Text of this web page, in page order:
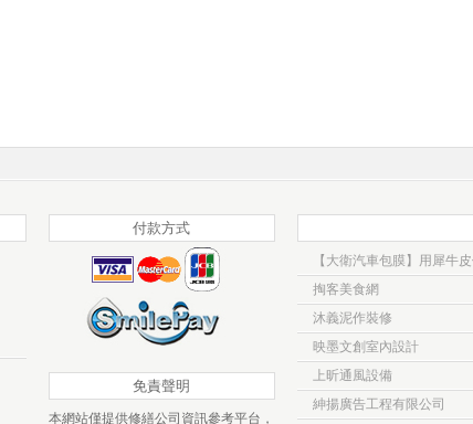
付款方式
免責聲明
本網站僅提供修繕公司資訊參考平台，
掏客美食網
沐義泥作裝修
映墨文創室內設計
上昕通風設備
紳揚廣告工程有限公司